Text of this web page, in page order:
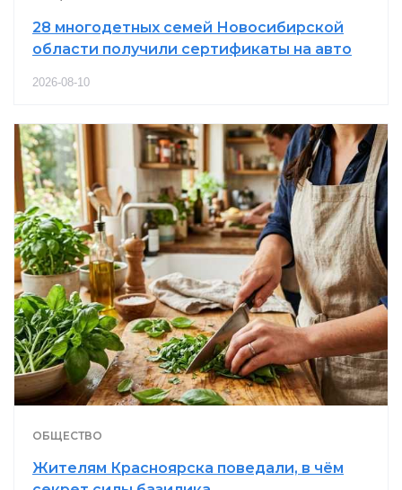
28 многодетных семей Новосибирской
области получили сертификаты на авто
2026-08-10
ОБЩЕСТВО
Жителям Красноярска поведали, в чём